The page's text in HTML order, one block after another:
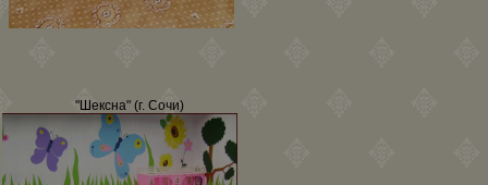
"Шексна" (г. Сочи)